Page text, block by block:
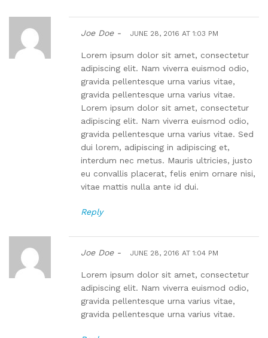
Joe Doe - JUNE 28, 2016 AT 1:03 PM
Lorem ipsum dolor sit amet, consectetur
adipiscing elit. Nam viverra euismod odio,
gravida pellentesque urna varius vitae,
gravida pellentesque urna varius vitae.
Lorem ipsum dolor sit amet, consectetur
adipiscing elit. Nam viverra euismod odio,
gravida pellentesque urna varius vitae. Sed
dui lorem, adipiscing in adipiscing et,
interdum nec metus. Mauris ultricies, justo
eu convallis placerat, felis enim ornare nisi,
vitae mattis nulla ante id dui.
Reply
Joe Doe - JUNE 28, 2016 AT 1:04 PM
Lorem ipsum dolor sit amet, consectetur
adipiscing elit. Nam viverra euismod odio,
gravida pellentesque urna varius vitae,
gravida pellentesque urna varius vitae.